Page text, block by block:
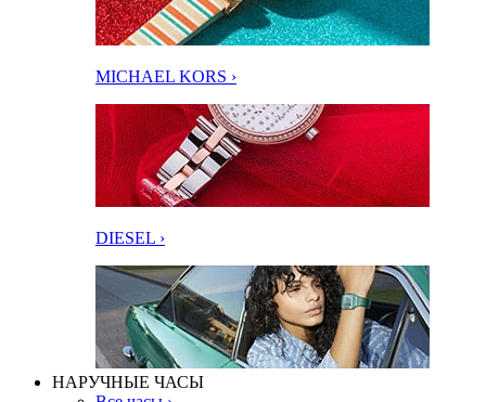
MICHAEL KORS ›
DIESEL ›
НАРУЧНЫЕ ЧАСЫ